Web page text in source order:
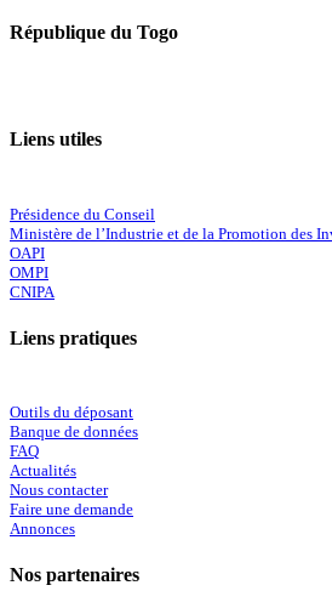
République du Togo
Liens utiles
Présidence du Conseil
Ministère de l’Industrie et de la Promotion des
OAPI
OMPI
CNIPA
Liens pratiques
Outils du déposant
Banque de données
FAQ
Actualités
Nous contacter
Faire une demande
Annonces
Nos partenaires